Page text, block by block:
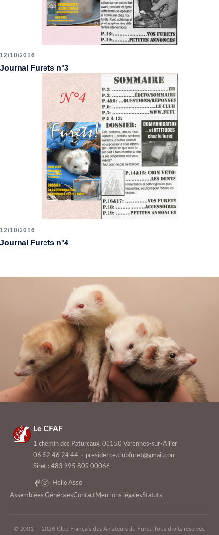
12/10/2016
Journal Furets n°3
12/10/2016
Journal Furets n°4
Le CFAF
1 chemin des Patureaux, 03150 Varennes-sur-Allier
06 52 46 24 44 · presidence.clubfuret@gmail.com
Siret : 483 995 809 00066
· Hello Asso
Assemblées GénéralesContactMentions légalesStatuts
© 2001 — 2026 Club Français des Amateurs du Furet. Tous droits réservés.